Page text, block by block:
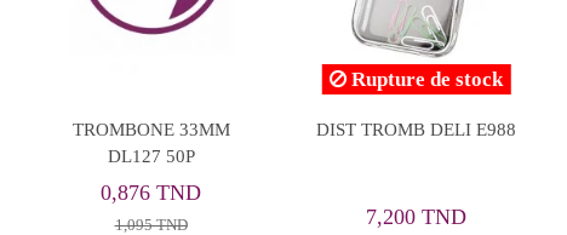
Set de 5 Trombones
Décoratifs Kawaii, A
Paper Clip
2,297 TND
Boite de 100 Trombones
5,403 TND